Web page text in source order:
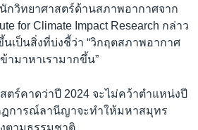
กวิทยาศาสตร์ด้านสภาพอากาศจาก
for Climate Impact Research กล่าว
เป็นสิ่งที่บ่งชี้ว่า “วิกฤตสภาพอากาศ
ามาหาเรามากขึ้น”
ตร์คาดว่าปี 2024 จะไม่คว้าตำแหน่งปี
ฏการณ์ลานีญาจะทำให้มหาสมุทร